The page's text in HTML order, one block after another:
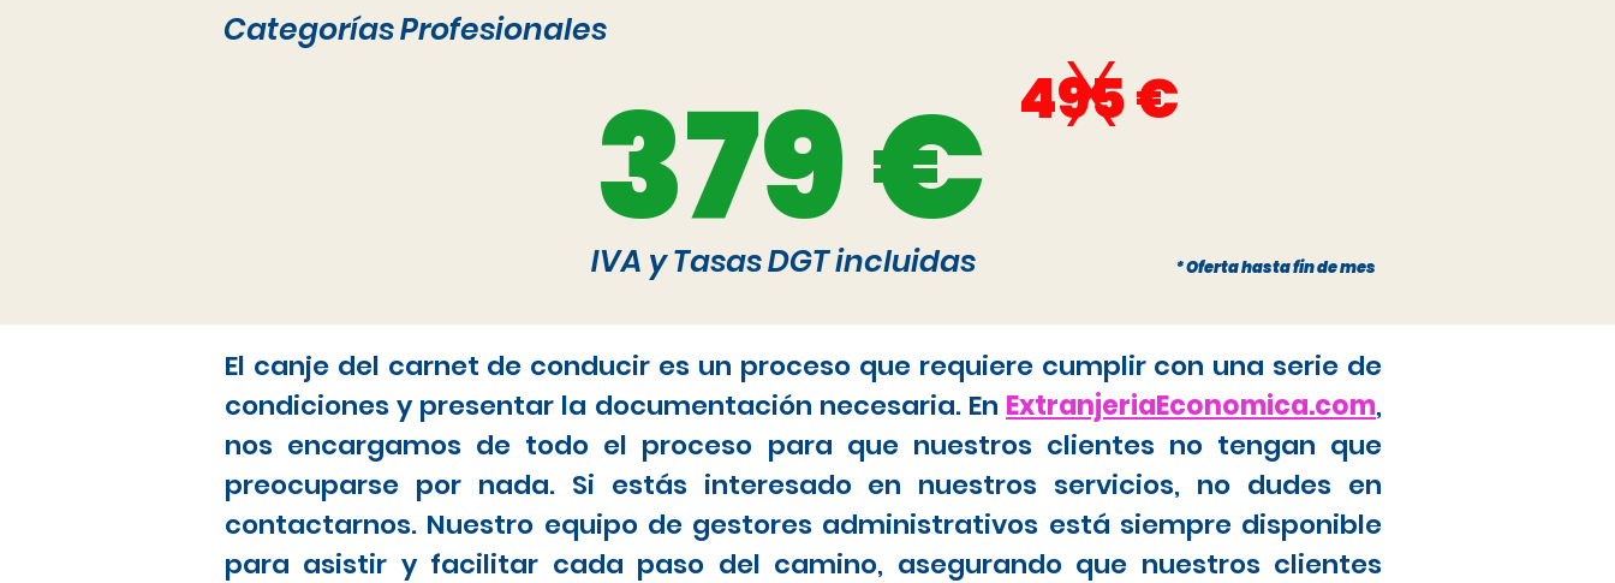
* Oferta hasta fin de mes
Categorías Profesionales
379 € 495 €
x
IVA y Tasas DGT incluidas
El canje del carnet de conducir es un proceso que requiere cumplir con una serie de
condiciones y presentar la documentación necesaria. En ExtranjeriaEconomica.com,
nos encargamos de todo el proceso para que nuestros clientes no tengan que
preocuparse por nada. Si estás interesado en nuestros servicios, no dudes en
contactarnos. Nuestro equipo de gestores administrativos está siempre disponible
para asistir y facilitar cada paso del camino, asegurando que nuestros clientes